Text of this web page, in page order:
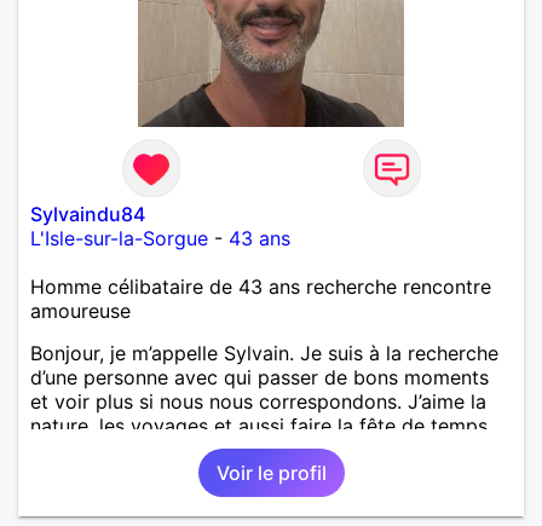
Sylvaindu84
L'Isle-sur-la-Sorgue - 43 ans
Homme célibataire de 43 ans recherche rencontre
amoureuse
Bonjour, je m’appelle Sylvain. Je suis à la recherche
d’une personne avec qui passer de bons moments
et voir plus si nous nous correspondons. J’aime la
nature, les voyages et aussi faire la fête de temps
en temps ;-)Je suis papa d’un petit garçon de 7 ans
dont je m’occupe en garde alternée. J’aime à peu
près tous les styles de musique. (Oui je suis pas
Voir le profil